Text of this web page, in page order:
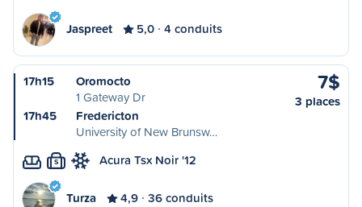
Jaspreet 5,0 4 conduits
17h15
Oromocto
1 Gateway Dr
17h45
Fredericton
University of New Brunsw…
7$
3 places
S Acura Tsx Noir '12
Turza 4,9 36 conduits